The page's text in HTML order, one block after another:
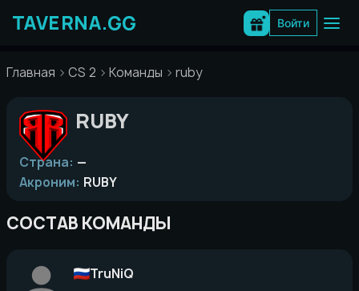
содержимому
Войти
Главная CS 2 Команды ruby
RUBY
Страна: —
Акроним: RUBY
СОСТАВ КОМАНДЫ
TruNiQ